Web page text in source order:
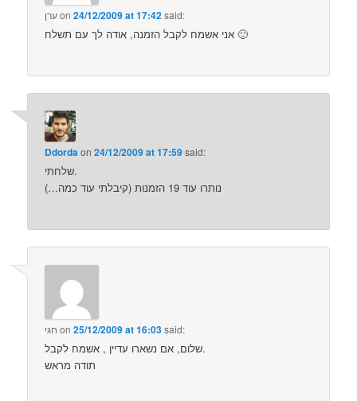
ערןon24/12/2009 at 17:42said:
אני אשמח לקבל הזמנה, אודה לך עם תשלח 🙂
Ddordaon24/12/2009 at 17:59said:
שלחתי.
נותרו עוד 19 הזמנות (קיבלתי עוד כמה…)
חגי on25/12/2009 at 16:03said:
שלום, אם נשארו עדיין , אשמח לקבל.
תודה מראש